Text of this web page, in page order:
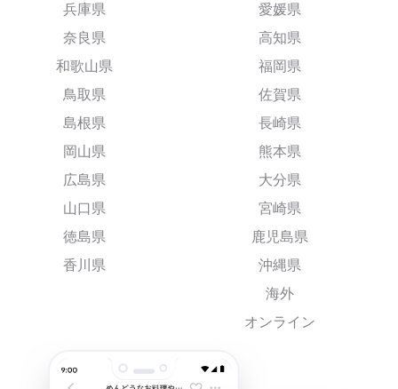
兵庫県
奈良県
和歌山県
鳥取県
島根県
岡山県
広島県
山口県
徳島県
香川県
愛媛県
高知県
福岡県
佐賀県
長崎県
熊本県
大分県
宮崎県
鹿児島県
沖縄県
海外
オンライン